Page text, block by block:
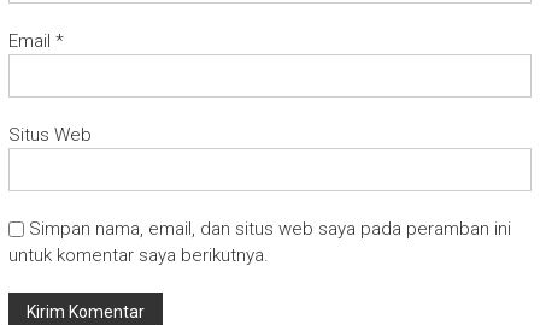
Email *
Situs Web
Simpan nama, email, dan situs web saya pada peramban ini
untuk komentar saya berikutnya.